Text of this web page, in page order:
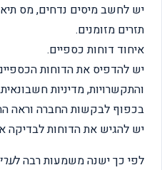
יש לחשב מיסים נדחים, מס
תזרים מזומנים.
איחוד דוחות כספיים.
יש להדפיס את הדוחות
והתקשרויות, מדיניות
בכפוף לבקשות החברה וראה
יש להגיש את הדוחות לבדיקה
לפי כך ישנה משמעות רבה ל